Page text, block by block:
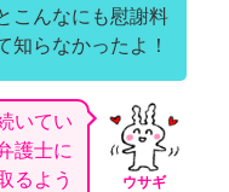
こんなにも慰謝料
知らなかったよ！
ウサギ
いてい
護士に
るよう